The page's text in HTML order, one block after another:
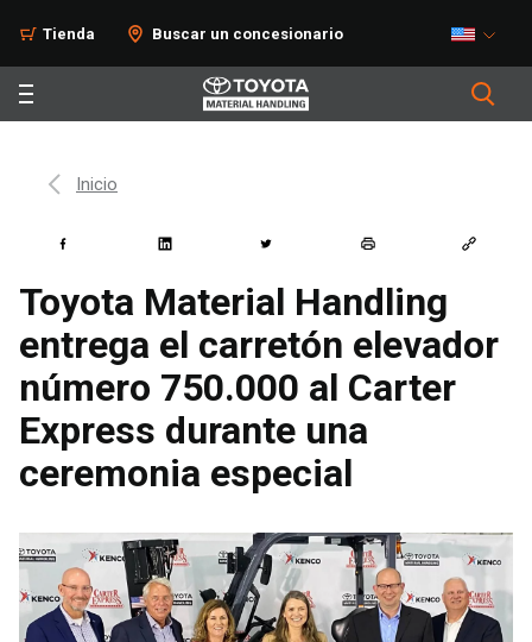
Tienda Buscar un concesionario
Inicio
Toyota Material Handling
entrega el carretón elevador
número 750.000 al Carter
Express durante una
ceremonia especial